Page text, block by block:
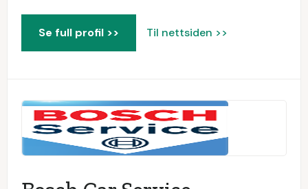
Se full profil >> Til nettsiden >>